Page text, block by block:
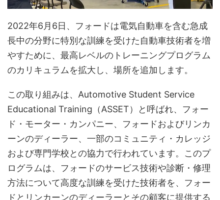
2022年6月6日、フォードは電気自動車を含む急成
長中の分野に特別な訓練を受けた自動車技術者を増
やすために、最高レベルのトレーニングプログラム
のカリキュラムを拡大し、場所を追加します。
この取り組みは、Automotive Student Service
Educational Training（ASSET）と呼ばれ、フォー
ド・モーター・カンパニー、フォードおよびリンカ
ーンのディーラー、一部のコミュニティ・カレッジ
および専門学校との協力で行われています。このプ
ログラムは、フォードのサービス技術や診断・修理
方法について高度な訓練を受けた技術者を、フォー
ドとリンカーンのディーラーとその顧客に提供する